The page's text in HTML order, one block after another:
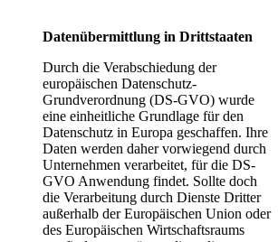
Datenübermittlung in Drittstaaten
Durch die Verabschiedung der
europäischen Datenschutz-
Grundverordnung (DS-GVO) wurde
eine einheitliche Grundlage für den
Datenschutz in Europa geschaffen. Ihre
Daten werden daher vorwiegend durch
Unternehmen verarbeitet, für die DS-
GVO Anwendung findet. Sollte doch
die Verarbeitung durch Dienste Dritter
außerhalb der Europäischen Union oder
des Europäischen Wirtschaftsraums